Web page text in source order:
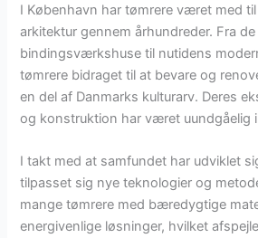
I København har tømrere været med
arkitektur gennem århundreder. Fra
bindingsværkshuse til nutidens
tømrere bidraget til at bevare og
en del af Danmarks kulturarv. Deres
og konstruktion har været uundgåelig
I takt med at samfundet har udviklet
tilpasset sig nye teknologier og
mange tømrere med bæredygtige
energivenlige løsninger, hvilket